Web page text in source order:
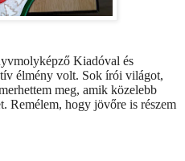
Kiadóval és
élmény volt. Sok írói világot,
meg, amik közelebb
Remélem, hogy jövőre is részem